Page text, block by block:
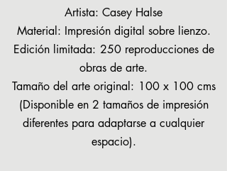
Artista: Casey Halse
Material: Impresión digital sobre lienzo.
Edición limitada: 250 reproducciones de
obras de arte.
Tamaño del arte original: 100 x 100 cms
(Disponible en 2 tamaños de impresión
diferentes para adaptarse a cualquier
espacio).